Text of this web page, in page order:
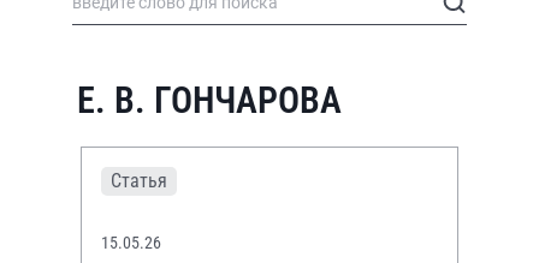
Е. В. ГОНЧАРОВА
Статья
15.05.26